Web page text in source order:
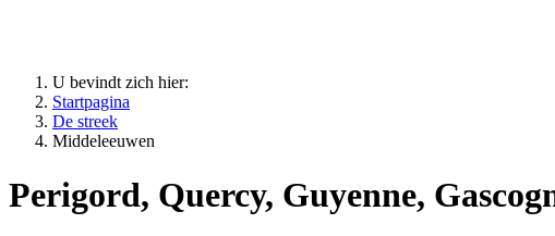
U bevindt zich hier:
Startpagina
De streek
Middeleeuwen
Perigord, Quercy, Guyenne,